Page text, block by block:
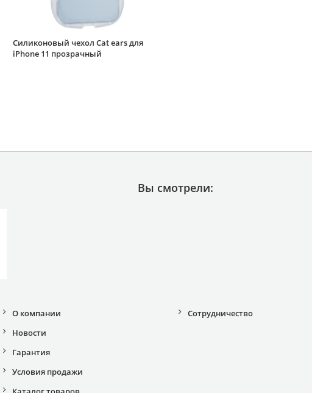
Силиконовый чехол Cat ears для
iPhone 11 прозрачный
Вы смотрели:
О компании
Новости
Гарантия
Условия продажи
Сотрудничество